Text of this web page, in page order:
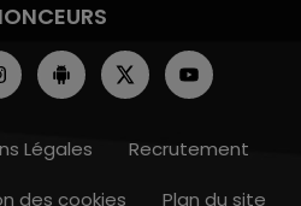
Légales
Recrutement
des cookies Plan du site